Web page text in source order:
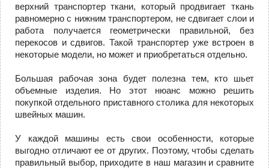
верхний транспортер ткани, который продвигает ткань
равномерно с нижним транспортером, не сдвигает слои и
работа получается геометрически правильной, без
перекосов и сдвигов. Такой транспортер уже встроен в
некоторые модели, но может и приобретаться отдельно.
Большая рабочая зона будет полезна тем, кто шьет
объемные изделия. Но этот нюанс можно решить
покупкой отдельного приставного столика для некоторых
швейных машин.
У каждой машины есть свои особенности, которые
выгодно отличают ее от других. Поэтому, чтобы сделать
правильный выбор, приходите в наш магазин и сравните